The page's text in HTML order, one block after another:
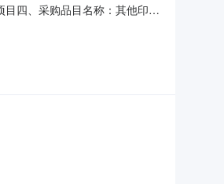
四、采购品目名称：其他印刷